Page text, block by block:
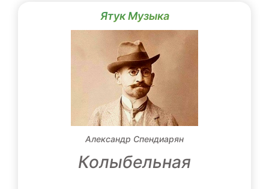
Ятук Музыка
Александр Спендиарян
Колыбельная